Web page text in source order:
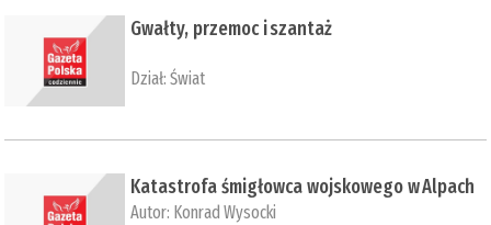
Gwałty, przemoc i szantaż
Dział:Świat
Katastrofa śmigłowca wojskowego w Alpach
Autor: Konrad Wysocki